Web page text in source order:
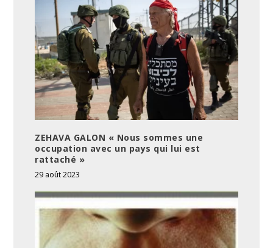
ZEHAVA GALON « Nous sommes une
occupation avec un pays qui lui est
rattaché »
29 août 2023